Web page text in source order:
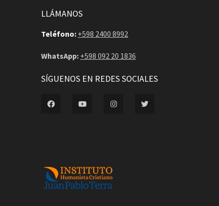
LLÁMANOS
Teléfono: +598 2400 8992
WhatsApp: +598 092 20 1836
SÍGUENOS EN REDES SOCIALES